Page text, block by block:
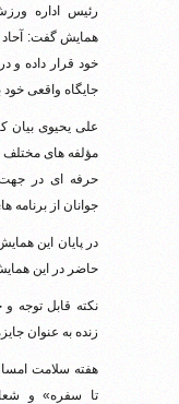
رئیس اداره
همایش گفت: آحاد
خود قرار داده و
جایگاه واقعی
علی یحیوی بیان
مؤلفه های
حرفه ای در
جوانان از
حاضر در این
نکته قابل توجه
زنده به عنوان
هفته سلامت
تا سفره» و